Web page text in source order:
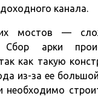
канала.
мостов —
Сбор арки
как такую
из-за ее
необходимо